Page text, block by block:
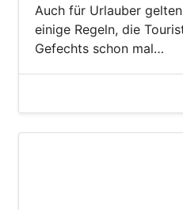
Auch für Urlauber
einige Regeln, die
Gefechts schon mal…